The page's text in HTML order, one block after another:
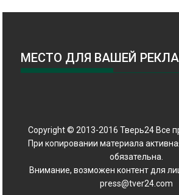
МЕСТО ДЛЯ ВАШЕЙ
Copyright © 2013-2016 Тверь24 Все
При копировании материала
обязательна.
Внимание, возможен контент для
press@tver24.com